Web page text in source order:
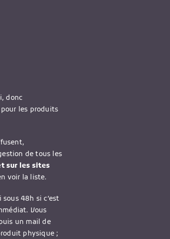
donc
les produits
de tous les
sur les sites
voir la liste.
48h si c’est
Vous
un mail de
physique ;